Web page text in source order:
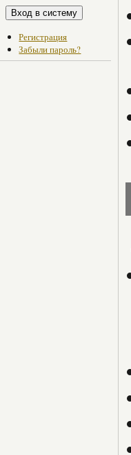
Регистрация
Забыли пароль?